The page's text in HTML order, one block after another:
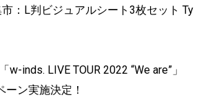
市：L判ビジュアルシート3枚セット Ty
inds. LIVE TOUR 2022 “We are”」
ン実施決定！